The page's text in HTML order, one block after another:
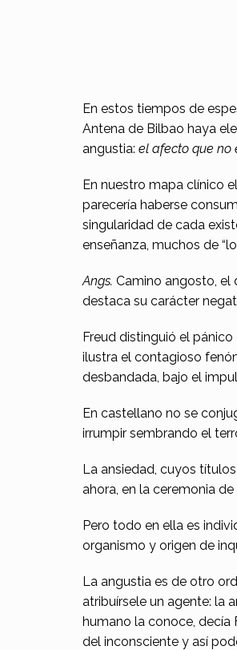
D
i
s
t
i
n
c
i
ó
n
d
e
l
a
a
n
g
En estos tiempos de
Antena de Bilbao haya
angustia:el afecto que no
En nuestro mapa clínico
parecería haberse
singularidad de cada
enseñanza, muchos de
Angs. Camino angosto, el
destaca su carácter
Freud distinguió el
ilustra el contagioso
desbandada, bajo el
En castellano no se
irrumpir sembrando el
La ansiedad, cuyos
ahora, en la ceremonia
Pero todo en ella es
organismo y origen de
La angustia es de otro
atribuírsele un agente: la
humano la conoce, decía
del inconsciente y así